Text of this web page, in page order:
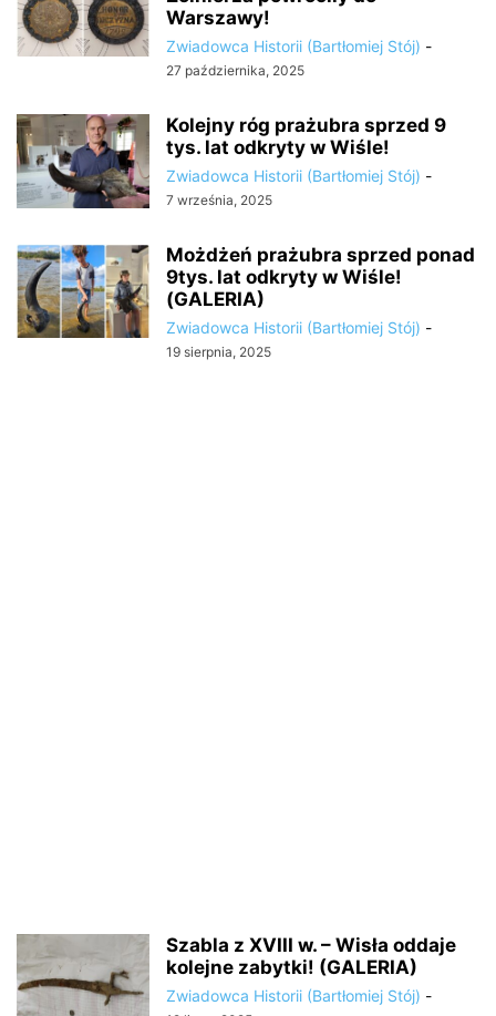
Warszawy!
Zwiadowca Historii (Bartłomiej Stój) -
27 października, 2025
Kolejny róg prażubra sprzed 9
tys. lat odkryty w Wiśle!
Zwiadowca Historii (Bartłomiej Stój) -
7 września, 2025
Możdżeń prażubra sprzed ponad
9tys. lat odkryty w Wiśle!
(GALERIA)
Zwiadowca Historii (Bartłomiej Stój) -
19 sierpnia, 2025
Szabla z XVIII w. – Wisła oddaje
kolejne zabytki! (GALERIA)
Zwiadowca Historii (Bartłomiej Stój) -